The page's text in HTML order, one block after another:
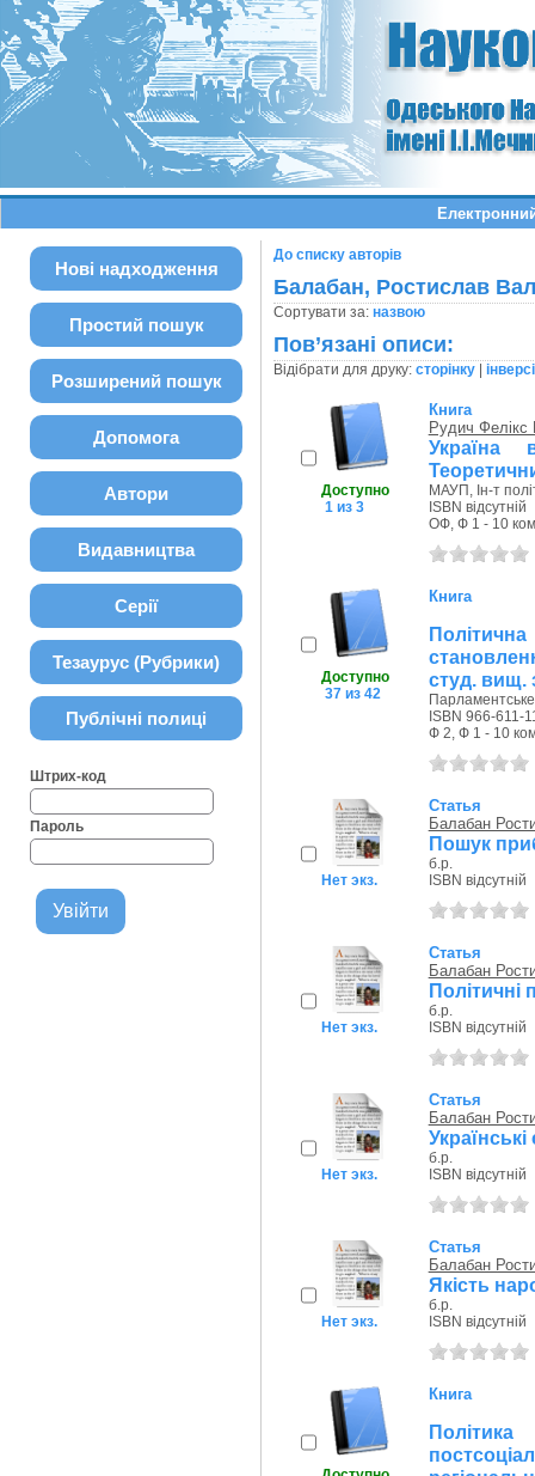
Нові надходження
Простий пошук
Розширений пошук
Допомога
Автори
Видавництва
Серії
Тезаурус (Рубрики)
Публічні полиці
Штрих-код
Пароль
До списку авторів
Балабан, Ростислав
Сортувати за: назвою
Пов’язані описи:
Відібрати для друку: сторінку|
Доступно
1 из 3
Книга
Рудич
Україна
МАУП, Ін-т
ISBN відсутній
ОФ, Ф 1 - 10
Доступно
37 из 42
Книга
студ. вищ.
ISBN 966-611-
Ф 2, Ф 1 - 10
Нет экз.
Статья
Балабан
Пошук
б.р.
ISBN відсутній
Нет экз.
Статья
Балабан
Політичні
б.р.
ISBN відсутній
Нет экз.
Статья
Балабан
Українські
б.р.
ISBN відсутній
Нет экз.
Статья
Балабан
Якість
б.р.
ISBN відсутній
Книга